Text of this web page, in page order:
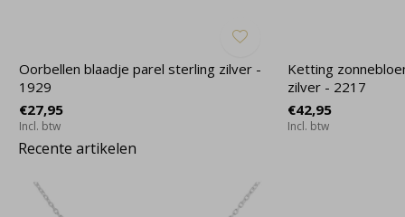
Oorbellen blaadje parel sterling zilver -
1929
€27,95
Incl. btw
Ketting
zilver - 2217
€42,95
Incl. btw
Recente artikelen